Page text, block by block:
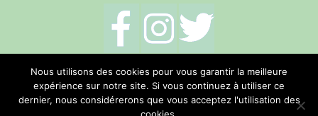
Mentions légales- Politique de cookies-
Me contacter
Nous utilisons des cookies pour vous garantir la meilleure
expérience sur notre site. Si vous continuez à utiliser ce
dernier, nous considérerons que vous acceptez l'utilisation des